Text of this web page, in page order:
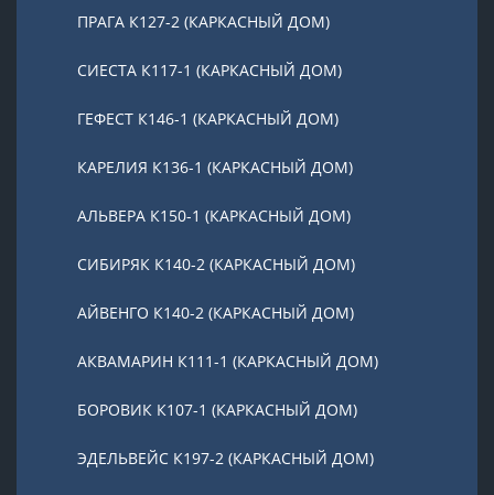
ПРАГА К127-2 (КАРКАСНЫЙ ДОМ)
СИЕСТА К117-1 (КАРКАСНЫЙ ДОМ)
ГЕФЕСТ К146-1 (КАРКАСНЫЙ ДОМ)
КАРЕЛИЯ К136-1 (КАРКАСНЫЙ ДОМ)
АЛЬВЕРА К150-1 (КАРКАСНЫЙ ДОМ)
СИБИРЯК К140-2 (КАРКАСНЫЙ ДОМ)
АЙВЕНГО К140-2 (КАРКАСНЫЙ ДОМ)
АКВАМАРИН К111-1 (КАРКАСНЫЙ ДОМ)
БОРОВИК К107-1 (КАРКАСНЫЙ ДОМ)
ЭДЕЛЬВЕЙС К197-2 (КАРКАСНЫЙ ДОМ)